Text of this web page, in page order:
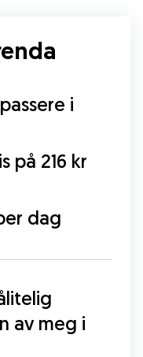
i
på 216 kr
dag
av meg i